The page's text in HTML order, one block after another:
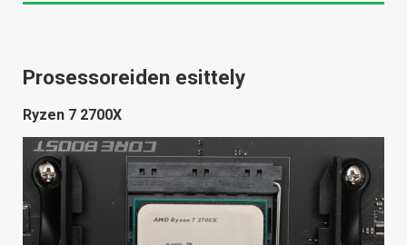
Prosessoreiden esittely
Ryzen 7 2700X